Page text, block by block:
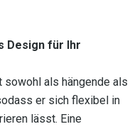
Design für Ihr
sowohl als hängende als
er sich flexibel in
lässt. Eine